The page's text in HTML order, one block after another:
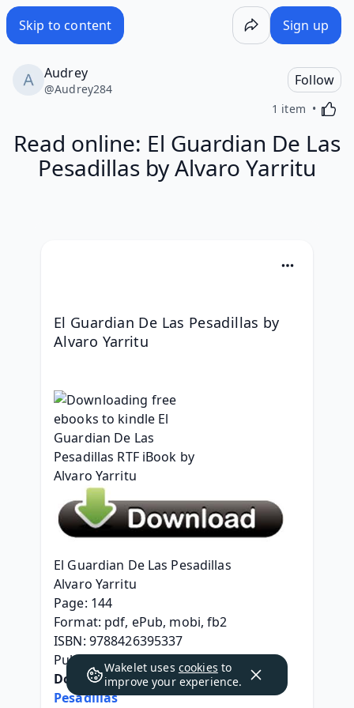
Skip to content Sign up
Audrey
@Audrey284
Follow
1 item
Read online: El Guardian De Las
Pesadillas by Alvaro Yarritu
El Guardian De Las Pesadillas by
Alvaro Yarritu
El Guardian De Las Pesadillas
Alvaro Yarritu
Page: 144
Format: pdf, ePub, mobi, fb2
ISBN: 9788426395337
Publisher: Lectorum Publications, Inc.
Download El Guardian De Las
Pesadillas
Wakelet uses cookies to
improve your experience.